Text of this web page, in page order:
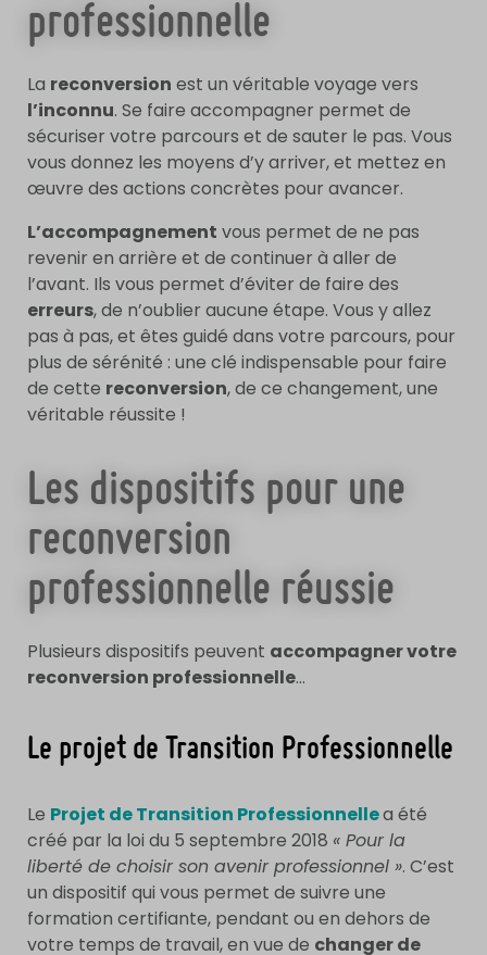
professionnelle
La reconversion est un véritable voyage vers
l’inconnu. Se faire accompagner permet de
sécuriser votre parcours et de sauter le pas. Vous
vous donnez les moyens d’y arriver, et mettez en
œuvre des actions concrètes pour avancer.
L’accompagnement vous permet de ne pas
revenir en arrière et de continuer à aller de
l’avant. Ils vous permet d’éviter de faire des
erreurs, de n’oublier aucune étape. Vous y allez
pas à pas, et êtes guidé dans votre parcours, pour
plus de sérénité : une clé indispensable pour faire
de cette reconversion, de ce changement, une
véritable réussite !
Les dispositifs pour une
reconversion
professionnelle réussie
Plusieurs dispositifs peuvent accompagner votre
reconversion professionnelle…
Le projet de Transition Professionnelle
Le Projet de Transition Professionnellea été
créé par la loi du 5 septembre 2018 « Pour la
liberté de choisir son avenir professionnel ». C’est
un dispositif qui vous permet de suivre une
formation certifiante, pendant ou en dehors de
votre temps de travail, en vue de changer de